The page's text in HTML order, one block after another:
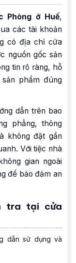
Phòng ở Huế,
các tài khoản
có địa chỉ cửa
nguồn gốc sản
tin rõ ràng, hỗ
phẩm đúng
dẫn trên bao
phẳng, thông
không đặt gần
Với tiệc nhà
gian ngoài
để bảo đảm an
tra tại cửa
dẫn sử dụng và